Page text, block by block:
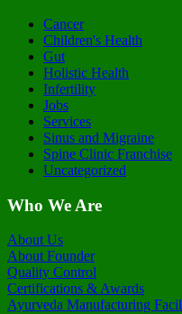
Cancer
Children's Health
Gut
Holistic Health
Infertility
Jobs
Services
Sinus and Migraine
Spine Clinic Franchise
Uncategorized
Who We Are
About Us
About Founder
Quality Control
Certifications & Awards
Ayurveda Manufacturing